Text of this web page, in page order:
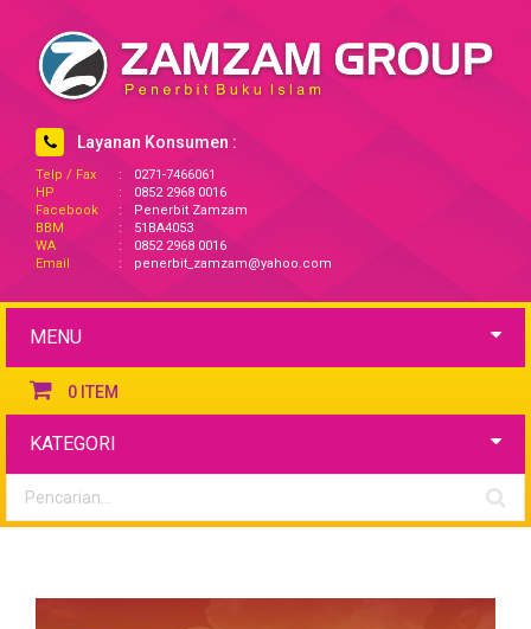
Layanan Konsumen :
Telp / Fax :
0271-7466061
HP
:
0852 2968 0016
Facebook
:
Penerbit Zamzam
BBM
:
51BA4053
WA
:
0852 2968 0016
Email
: penerbit_zamzam@yahoo.com
MENU
0 ITEM
KATEGORI